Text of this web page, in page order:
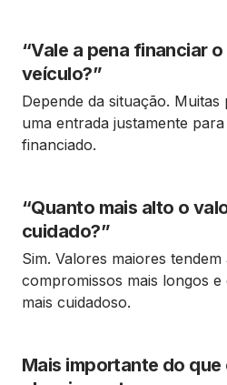
“Vale a pena financiar
veículo?”
Depende da situação.
uma entrada justamente
financiado.
“Quanto mais alto o
cuidado?”
Sim. Valores maiores
compromissos mais longos e
mais cuidadoso.
Mais importante do que